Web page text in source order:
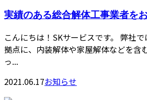
実績のある総合解体工事業者を
こんにちは！SKサービスです。 弊社
拠点に、内装解体や家屋解体などを含
っ...
2021.06.17お知らせ